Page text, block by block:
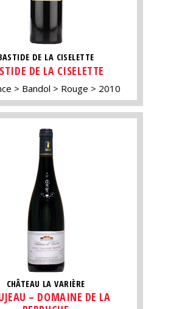
DE LA CISELETTE
DE LA CISELETTE
Bandol Rouge 2010
CHÂTEAU LA VARIÈRE
– DOMAINE DE LA